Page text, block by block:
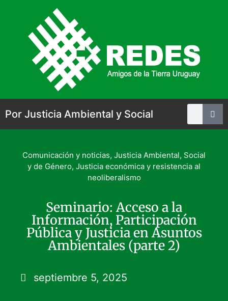
Por Justicia Ambiental y Social
Comunicación y noticias, Justicia Ambiental, Social
y de Género, Justicia económica y resistencia al
neoliberalismo
Seminario: Acceso a la
Información, Participación
Pública y Justicia en Asuntos
Ambientales (parte 2)
septiembre 5, 2025